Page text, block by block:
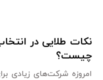
نکات طلایی در
چیست؟
امروزه شرکت‌های زیادی